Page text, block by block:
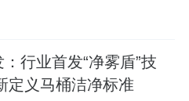
行业首发“净雾盾”技
定义马桶洁净标准